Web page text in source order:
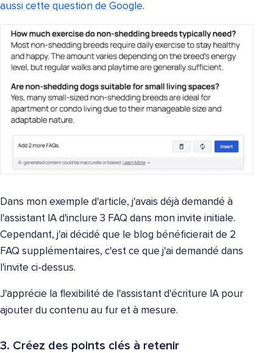
aussi cette question de Google.
Dans mon exemple d'article, j'avais déjà demandé à
l'assistant IA d'inclure 3 FAQ dans mon invite initiale.
Cependant, j'ai décidé que le blog bénéficierait de 2
FAQ supplémentaires, c'est ce que j'ai demandé dans
l'invite ci-dessus.
J'apprécie la flexibilité de l'assistant d'écriture IA pour
ajouter du contenu au fur et à mesure.
3. Créez des points clés à retenir